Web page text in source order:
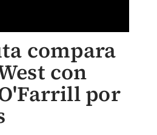
compara
con
por